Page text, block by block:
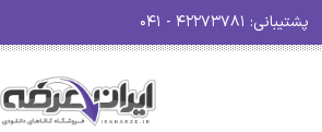
پشتیبانی: